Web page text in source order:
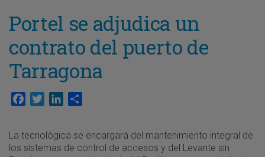
Portel se adjudica un
contrato del puerto de
Tarragona
Facebook
TwitterLinkedIn
La tecnológica se encargará del mantenimiento integral de
los sistemas de control de accesos y del Levante sin